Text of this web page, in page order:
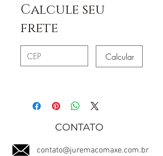
Calcule seu
frete
Calcular
CONTATO
contato@juremacomaxe.com.br